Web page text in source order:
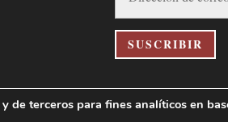
correo
electrónico
SUSCRIBIR
de terceros para fines analíticos en